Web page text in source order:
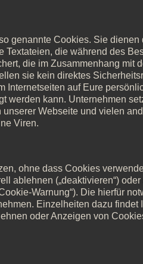
genannte Cookies. Sie
die während des
die im Zusammenhang mit
sie kein direktes
Internetseiten auf Eure
werden kann. Unternehmen
Webseite und vielen
Viren.
ohne dass Cookies
ablehnen („deaktivieren“)
Warnung“). Die hierfür
Einzelheiten dazu
oder Anzeigen von